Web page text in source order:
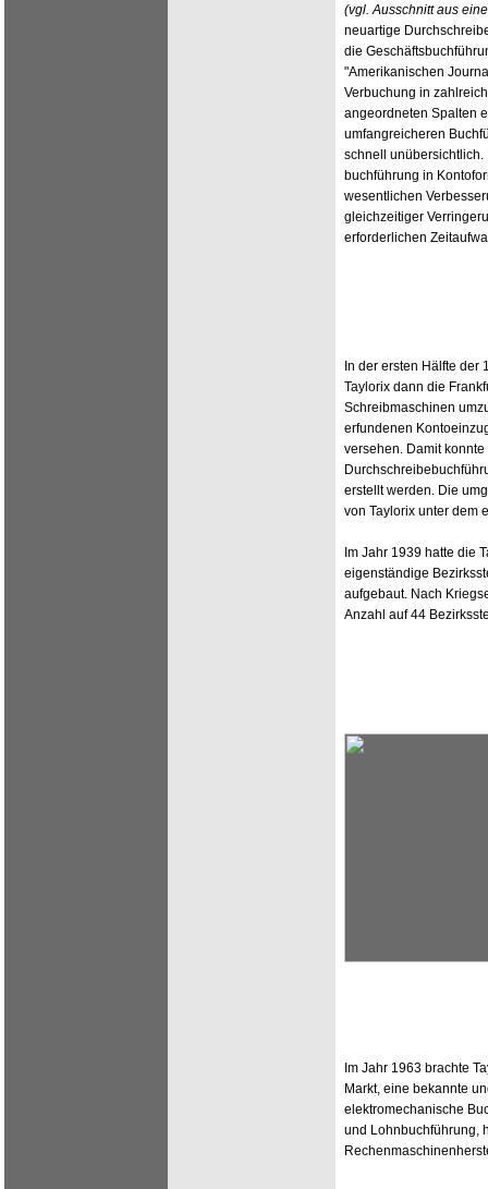
(vgl. Ausschnitt aus
neuartige
die
"Amerikanischen
Verbuchung in
angeordneten Spalten
umfangreicheren
schnell
buchführung in
wesentlichen
gleichzeitiger
erforderlichen
In der ersten Hälfte der
Taylorix dann die
Schreibmaschinen
erfundenen
versehen. Damit konnte
erstellt werden. Die
von Taylorix unter dem
Im Jahr 1939 hatte die
eigenständige
aufgebaut. Nach
Anzahl auf 44
Im Jahr 1963 brachte
Markt, eine bekannte
elektromechanische
und Lohnbuchführung,